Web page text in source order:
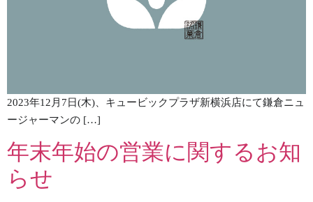
2023年12月7日(木)、キュービックプラザ新横浜店にて鎌倉ニュ
ージャーマンの […]
年末年始の営業に関するお知
らせ